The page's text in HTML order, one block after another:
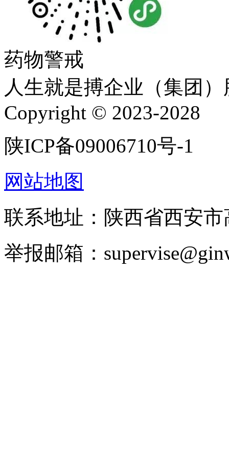
药物警戒
人生就是搏企业（集团
Copyright © 2023-2028
陕ICP备09006710号-1
网站地图
联系地址：陕西省西安
举报邮箱：